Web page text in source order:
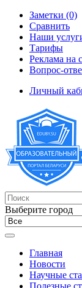
Заметки (0)
Сравнить
Наши
Тарифы
Реклама на
Вопрос-
Личный
Выберите город
Главная
Новости
Научные
Полезные